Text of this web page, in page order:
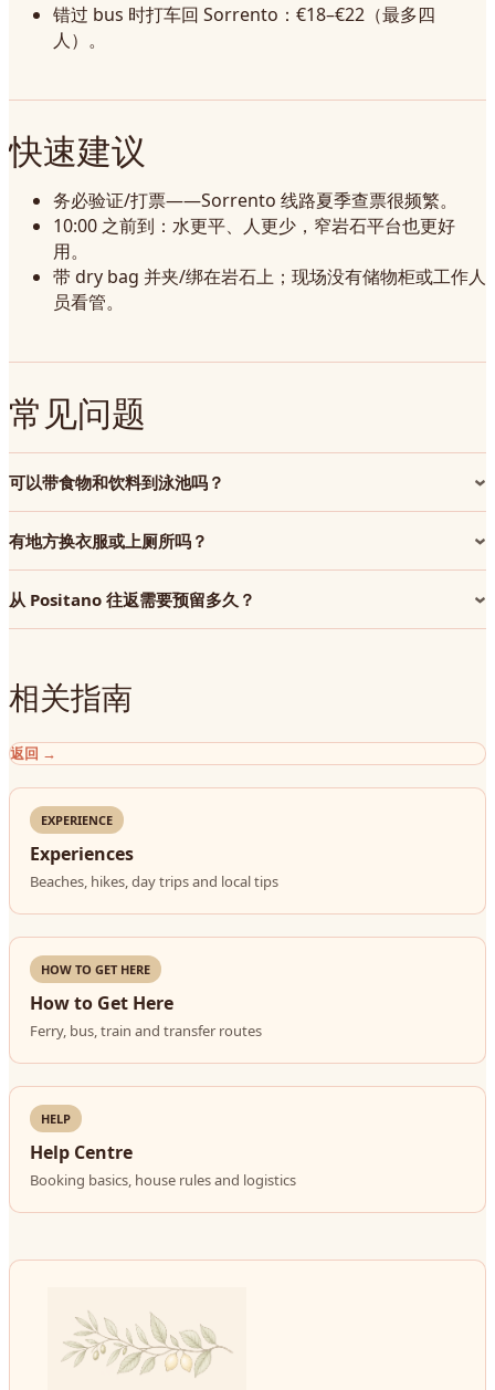
错过 bus 时打车回 Sorrento：€18–€22（最多四
人）。
快速建议
务必验证/打票——Sorrento 线路夏季查票很频繁。
10:00 之前到：水更平、人更少，窄岩石平台也更好
用。
带 dry bag 并夹/绑在岩石上；现场没有储物柜或工作人
员看管。
常见问题
可以带食物和饮料到泳池吗？
有地方换衣服或上厕所吗？
从 Positano 往返需要预留多久？
相关指南
返回 →
EXPERIENCE
Experiences
Beaches, hikes, day trips and local tips
HOW TO GET HERE
How to Get Here
Ferry, bus, train and transfer routes
HELP
Help Centre
Booking basics, house rules and logistics